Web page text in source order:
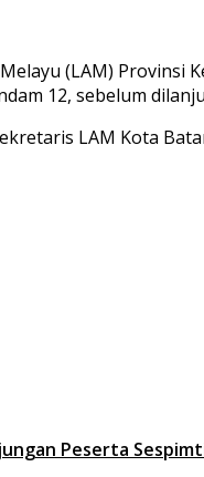
(LAM) Provinsi
12, sebelum
LAM Kota
Peserta